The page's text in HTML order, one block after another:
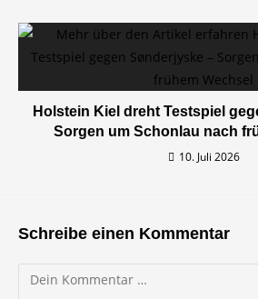
Holstein Kiel dreht Testspiel
Sorgen um Schonlau nach
10. Juli 2026
Schreibe einen Kommentar
Kommentar